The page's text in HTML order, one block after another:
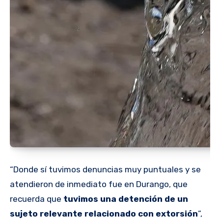
“Donde sí tuvimos denuncias muy puntuales y se
atendieron de inmediato fue en Durango, que
recuerda que tuvimos una detención de un
sujeto relevante relacionado con extorsión”,